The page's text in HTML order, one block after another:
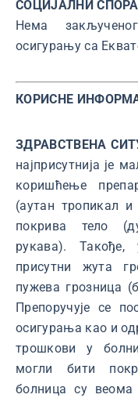
СОЦИЈАЛНИ
Нема
осигурању са
КОРИСНЕ
ЗДРАВСТВЕНА
најприсутнија је
коришћење
(аутан тропикал
покрива тело
рукава). Такође,
присутни жута
пужева грозница
Препоручује се
осигурања као и
трошкови у
могли бити
болница су